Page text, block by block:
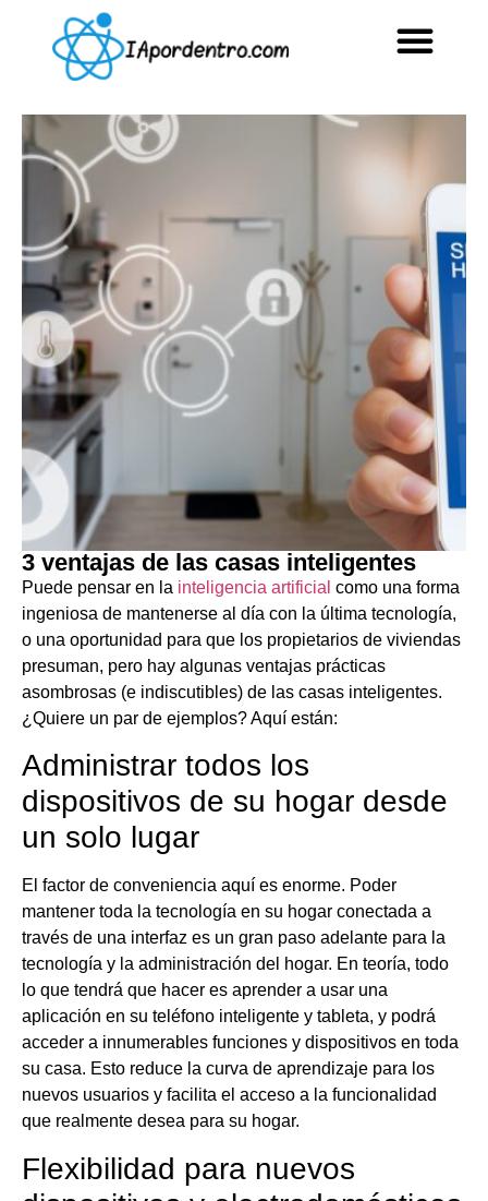
3 ventajas de las casas inteligentes
Puede pensar en la inteligencia artificial como una forma
ingeniosa de mantenerse al día con la última tecnología,
o una oportunidad para que los propietarios de viviendas
presuman, pero hay algunas ventajas prácticas
asombrosas (e indiscutibles) de las casas inteligentes.
¿Quiere un par de ejemplos? Aquí están:
Administrar todos los
dispositivos de su hogar desde
un solo lugar
El factor de conveniencia aquí es enorme. Poder
mantener toda la tecnología en su hogar conectada a
través de una interfaz es un gran paso adelante para la
tecnología y la administración del hogar. En teoría, todo
lo que tendrá que hacer es aprender a usar una
aplicación en su teléfono inteligente y tableta, y podrá
acceder a innumerables funciones y dispositivos en toda
su casa. Esto reduce la curva de aprendizaje para los
nuevos usuarios y facilita el acceso a la funcionalidad
que realmente desea para su hogar.
Flexibilidad para nuevos